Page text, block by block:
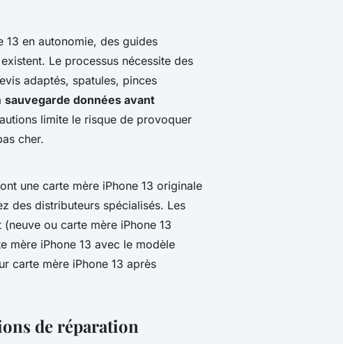
13 en autonomie, des guides
Le processus nécessite des
adaptés, spatules, pinces
sauvegarde données avant
limite le risque de provoquer
cher.
une carte mère iPhone 13 originale
des distributeurs spécialisés. Les
ou carte mère iPhone 13
mère iPhone 13 avec le modèle
carte mère iPhone 13 après
de réparation